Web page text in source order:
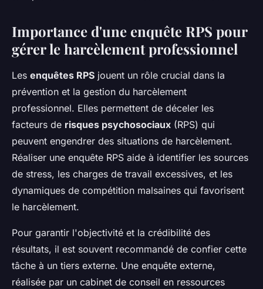
Importance d'une enquête RPS pour
gérer le harcèlement professionnel
Les enquêtes RPS jouent un rôle crucial dans la
prévention et la gestion du harcèlement
professionnel. Elles permettent de déceler les
facteurs de risques psychosociaux (RPS) qui
peuvent engendrer des situations de harcèlement.
Réaliser une enquête RPS aide à identifier les sources
de stress, les charges de travail excessives, et les
dynamiques de compétition malsaines qui favorisent
le harcèlement.
Pour garantir l'objectivité et la crédibilité des
résultats, il est souvent recommandé de confier cette
tâche à un tiers externe. Une enquête externe,
réalisée par un cabinet de conseil en ressources